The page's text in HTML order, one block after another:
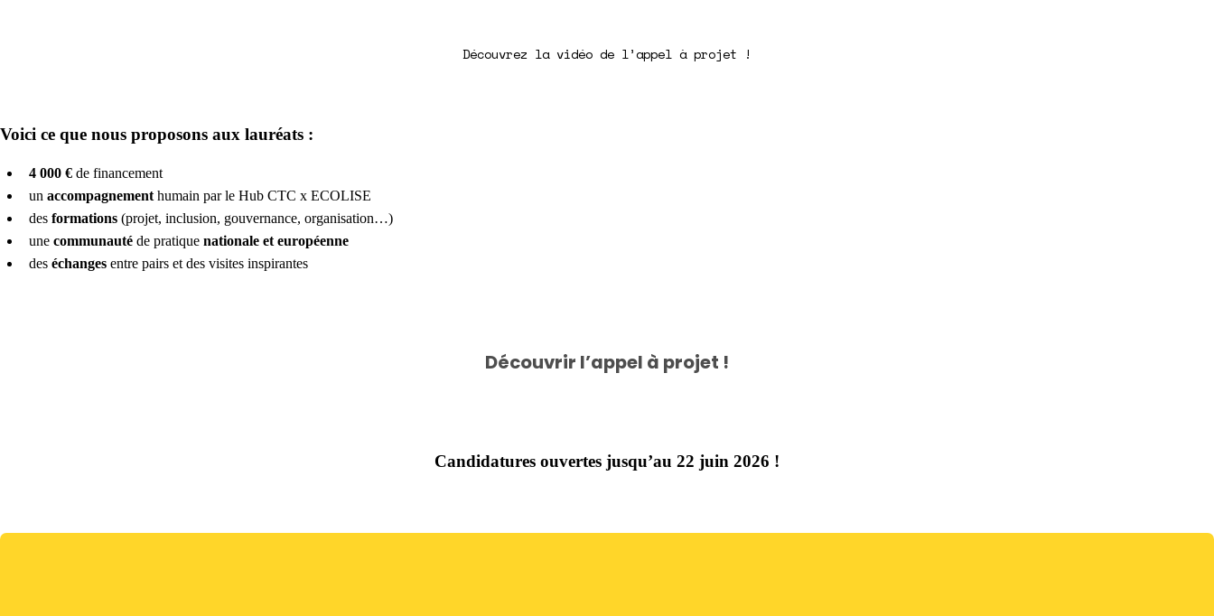
Découvrez la vidéo de l’appel à projet !
Voici ce que nous proposons aux lauréats :
4 000 € de financement
un accompagnement humain par le Hub CTC x ECOLISE
des formations (projet, inclusion, gouvernance, organisation…)
une communauté de pratique nationale et européenne
des échanges entre pairs et des visites inspirantes
Découvrir l’appel à projet !
Candidatures ouvertes jusqu’au 22 juin 2026 !